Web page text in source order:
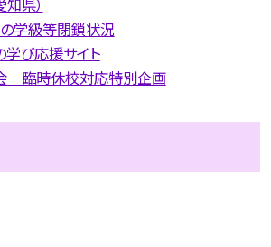
県）
学級等閉鎖状況
び応援サイト
臨時休校対応特別企画